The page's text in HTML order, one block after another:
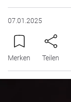
07.01.2025
Merken Teilen